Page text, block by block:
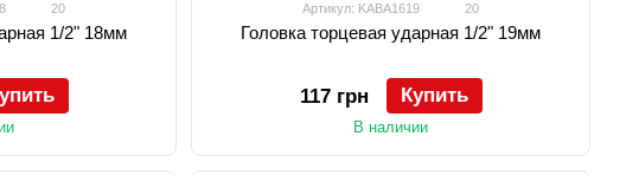
20
1/2" 18мм
Артикул: KABA1619 20
Головка торцевая ударная 1/2" 19мм
117 грн Купить
В наличии